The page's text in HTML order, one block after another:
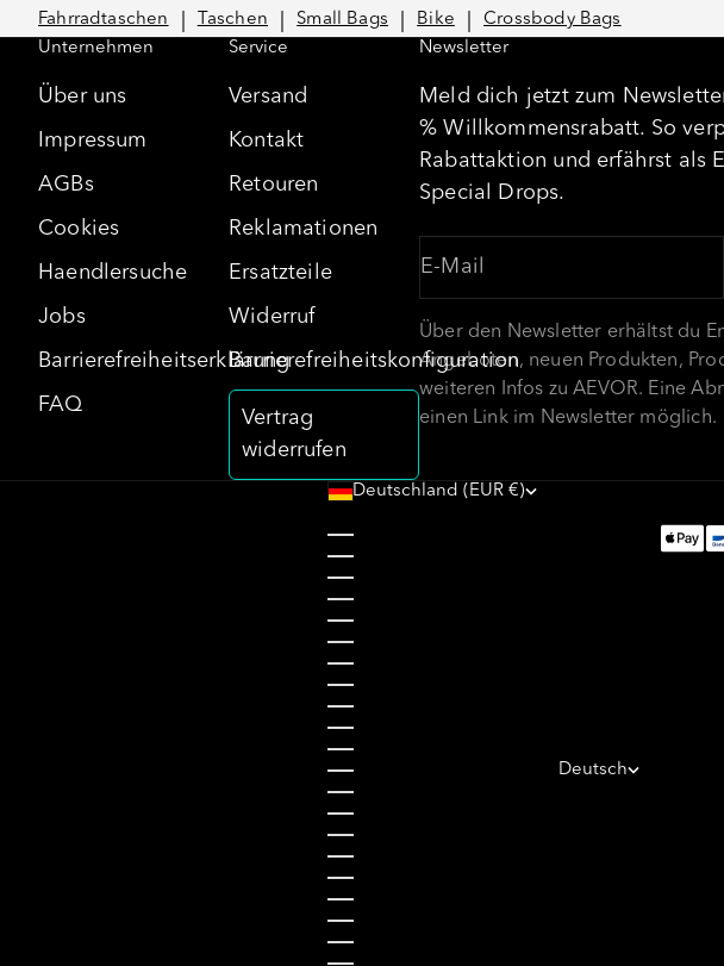
Fahrradtaschen Taschen Small Bags Bike
Crossbody Bags
Unternehmen
Über uns
Impressum
AGBs
Cookies
Haendlersuche
Jobs
Barrierefreiheitserklärung
FAQ
Service
Versand
Kontakt
Retouren
Reklamationen
Ersatzteile
Widerruf
Barrierefreiheitskonfiguration
Vertrag
widerrufen
Newsletter
Meld dich jetzt zum
% Willkommensrabatt. So
Rabattaktion und erfährst als
Special Drops.
E-Mail
Über den Newsletter erhältst du
Angeboten, neuen Produkten,
weiteren Infos zu AEVOR. Eine
einen Link im Newsletter möglich.
Deutschland (EUR €)
Belgien (EUR €)
Bulgarien (EUR €)
Dänemark (DKK kr.)
Deutschland (EUR €)
Estland (EUR €)
Finnland (EUR €)
Frankreich (EUR €)
Griechenland (EUR €)
Irland (EUR €)
Italien (EUR €)
Kroatien (EUR €)
Lettland (EUR €)
Liechtenstein (CHF CHF)
Litauen (EUR €)
Luxemburg (EUR €)
Niederlande (EUR €)
Österreich (EUR €)
Polen (PLN zł)
Portugal (EUR €)
Rumänien (RON Lei)
Deutsch